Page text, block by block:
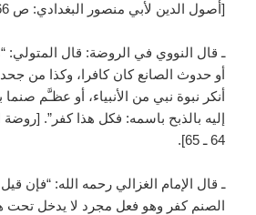
[أصول الدين لأبي منصور البغدادي: ص 266].
ـ قال النووي في الروضة: قال المتولي:
أو حدوث الصانع كان كافرا، وكذا من
أنكر نبوة نبي من الأنبياء، أو عظـَّم
64 ـ 65].
ـ قال الإمام الغزالي رحمه الله: “فإن
الصنم كفر وهو فعل مجرد لا يدخل تحت